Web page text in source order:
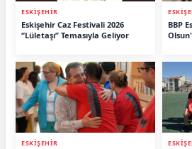
ESKİŞEHİR
Eskişehir Caz Festivali 2026
“Lületaşı” Temasıyla Geliyor
BBP
ESKİŞEHİR